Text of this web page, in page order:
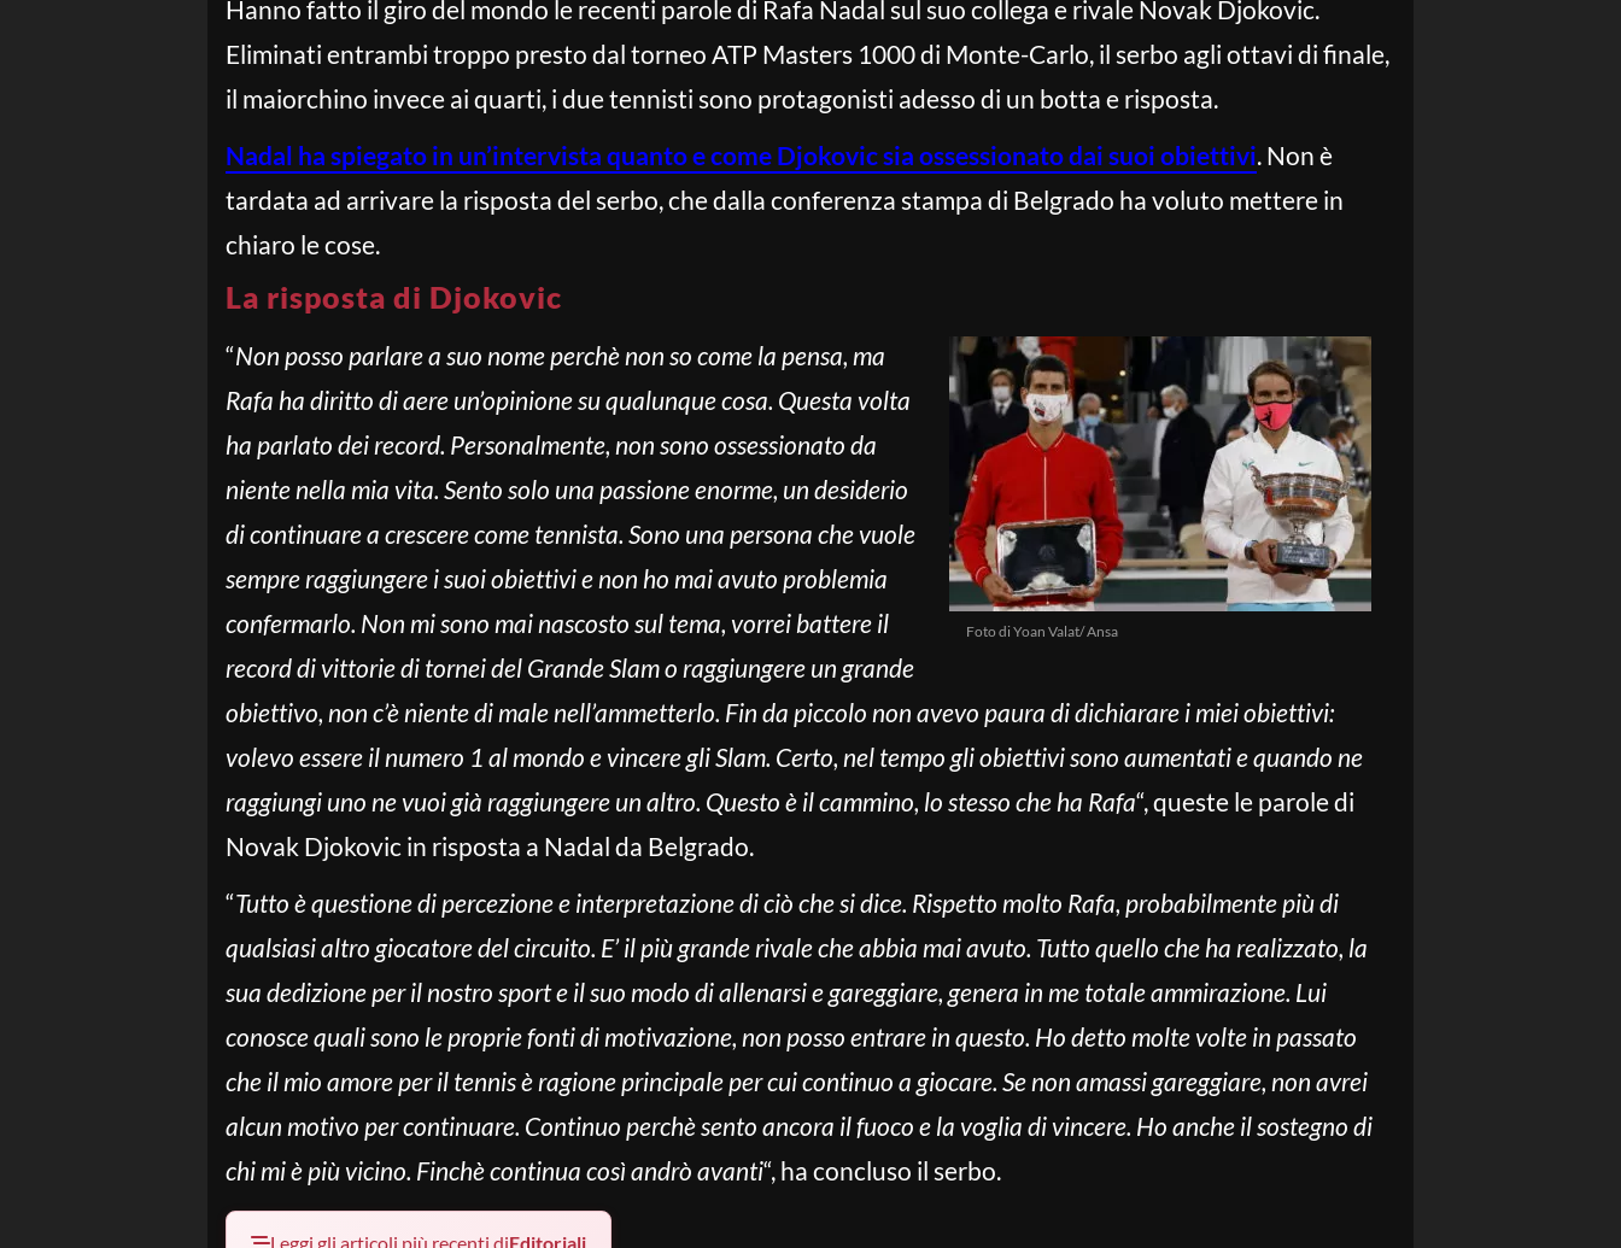
Hanno fatto il giro del mondo le recenti parole di Rafa Nadal sul suo collega e rivale Novak Djokovic.
Eliminati entrambi troppo presto dal torneo ATP Masters 1000 di Monte-Carlo, il serbo agli ottavi di finale,
il maiorchino invece ai quarti, i due tennisti sono protagonisti adesso di un botta e risposta.
Nadal ha spiegato in un’intervista quanto e come Djokovic sia ossessionato dai suoi obiettivi. Non è
tardata ad arrivare la risposta del serbo, che dalla conferenza stampa di Belgrado ha voluto mettere in
chiaro le cose.
La risposta di Djokovic
Foto di Yoan Valat/ Ansa
“Non posso parlare a suo nome perchè non so come la pensa, ma
Rafa ha diritto di aere un’opinione su qualunque cosa. Questa volta
ha parlato dei record. Personalmente, non sono ossessionato da
niente nella mia vita. Sento solo una passione enorme, un desiderio
di continuare a crescere come tennista. Sono una persona che vuole
sempre raggiungere i suoi obiettivi e non ho mai avuto problemia
confermarlo. Non mi sono mai nascosto sul tema, vorrei battere il
record di vittorie di tornei del Grande Slam o raggiungere un grande
obiettivo, non c’è niente di male nell’ammetterlo. Fin da piccolo non avevo paura di dichiarare i miei obiettivi:
volevo essere il numero 1 al mondo e vincere gli Slam. Certo, nel tempo gli obiettivi sono aumentati e quando ne
raggiungi uno ne vuoi già raggiungere un altro. Questo è il cammino, lo stesso che ha Rafa“, queste le parole di
Novak Djokovic in risposta a Nadal da Belgrado.
“Tutto è questione di percezione e interpretazione di ciò che si dice. Rispetto molto Rafa, probabilmente più di
qualsiasi altro giocatore del circuito. E’ il più grande rivale che abbia mai avuto. Tutto quello che ha realizzato, la
sua dedizione per il nostro sport e il suo modo di allenarsi e gareggiare, genera in me totale ammirazione. Lui
conosce quali sono le proprie fonti di motivazione, non posso entrare in questo. Ho detto molte volte in passato
che il mio amore per il tennis è ragione principale per cui continuo a giocare. Se non amassi gareggiare, non avrei
alcun motivo per continuare. Continuo perchè sento ancora il fuoco e la voglia di vincere. Ho anche il sostegno di
chi mi è più vicino. Finchè continua così andrò avanti“, ha concluso il serbo.
Leggi gli articoli più recenti diEditoriali